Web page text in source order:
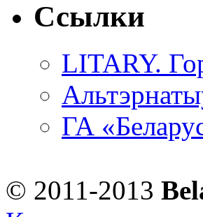
Ссылки
LITARY.
ГА
© 2011-2013